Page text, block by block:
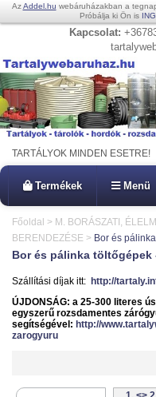
AzAddel.hu webáruházakban a
Próbálja ki Ön is
Kapcsolat:
TARTÁLYOK MINDEN ESETRE!
Termékek Menü
Főoldal > M. BORÁSZATI,
BERENDEZÉSE > Bor és
Bor és pálinka töltőgépek
Szállítási díjak itt: http://
ÚJDONSÁG: a 25-300 literes
egyszerű rozsdamentes
segítségével: http://
zarogyuru